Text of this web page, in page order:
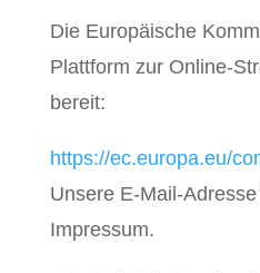
Die Europäische
Plattform zur Online-
bereit:
https://ec.europa.eu/
Unsere E-Mail-
Impressum.